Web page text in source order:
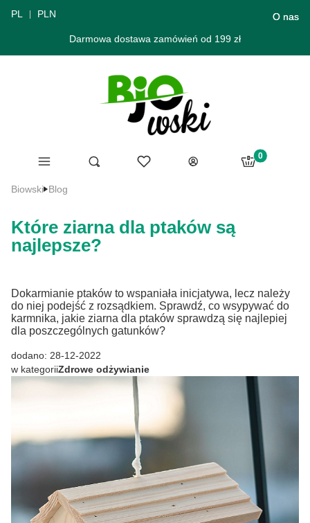
PL PLN
O nas
Darmowa dostawa zamówień od 199 zł
Menu Otwórz wyszukiwarkę
Szukaj Ulubione
Zaloguj się
Produkty w
Koszyk
Biowski Blog
Które ziarna dla ptaków są
najlepsze?
Dokarmianie ptaków to wspaniała inicjatywa, lecz należy
do niej podejść z rozsądkiem. Sprawdź, co wsypywać do
karmnika, jakie ziarna dla ptaków sprawdzą się najlepiej
dla poszczególnych gatunków?
dodano: 28-12-2022
w kategoriiZdrowe odżywianie